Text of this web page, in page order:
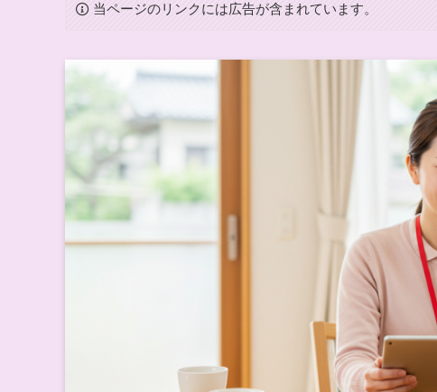
当ページのリンクには広告が含まれています。